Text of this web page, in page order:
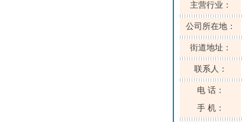
主营行业：
公司所在地：
街道地址：
联系人：
电 话：
手 机：